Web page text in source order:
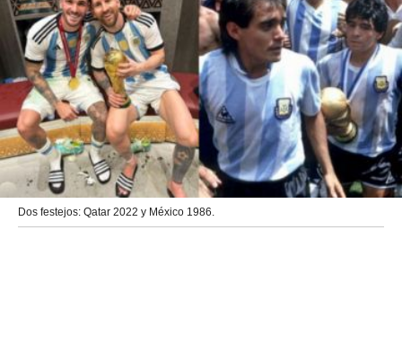
Dos festejos: Qatar 2022 y México 1986.